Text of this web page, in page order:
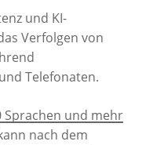
und KI-
Verfolgen von
Telefonaten.
Sprachen und mehr
nach dem